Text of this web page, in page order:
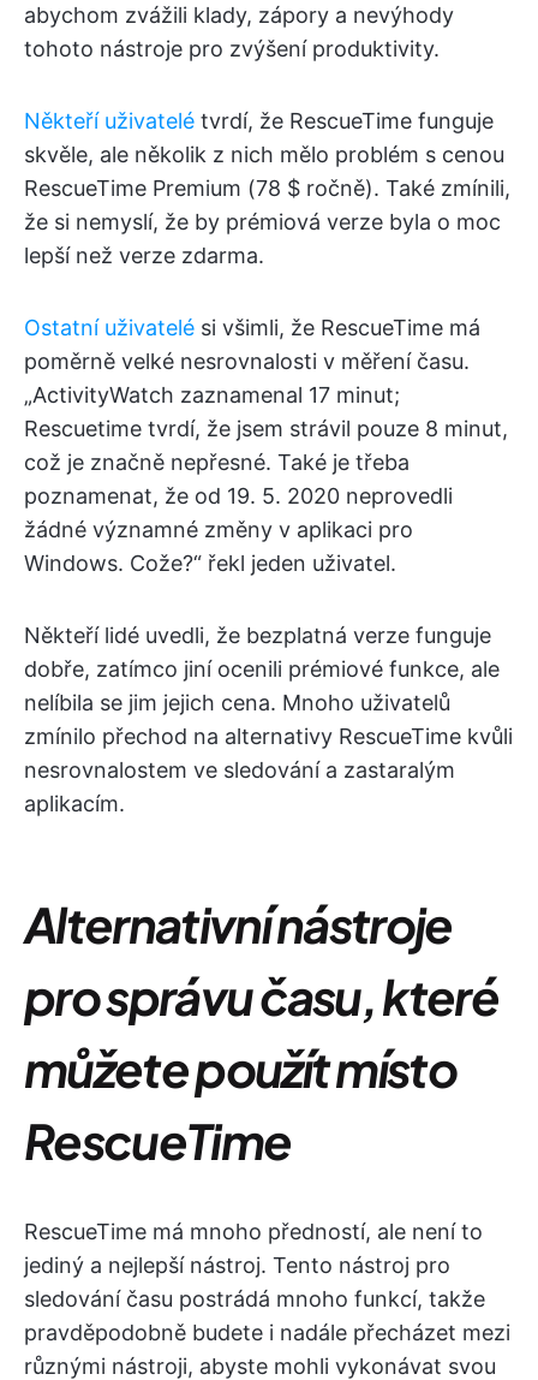
abychom zvážili klady, zápory a nevýhody
tohoto nástroje pro zvýšení produktivity.
Někteří uživatelé tvrdí, že RescueTime funguje
skvěle, ale několik z nich mělo problém s cenou
RescueTime Premium (78 $ ročně). Také zmínili,
že si nemyslí, že by prémiová verze byla o moc
lepší než verze zdarma.
Ostatní uživatelé si všimli, že RescueTime má
poměrně velké nesrovnalosti v měření času.
„ActivityWatch zaznamenal 17 minut;
Rescuetime tvrdí, že jsem strávil pouze 8 minut,
což je značně nepřesné. Také je třeba
poznamenat, že od 19. 5. 2020 neprovedli
žádné významné změny v aplikaci pro
Windows. Cože?“ řekl jeden uživatel.
Někteří lidé uvedli, že bezplatná verze funguje
dobře, zatímco jiní ocenili prémiové funkce, ale
nelíbila se jim jejich cena. Mnoho uživatelů
zmínilo přechod na alternativy RescueTime kvůli
nesrovnalostem ve sledování a zastaralým
aplikacím.
Alternativní nástroje
pro správu času, které
můžete použít místo
RescueTime
RescueTime má mnoho předností, ale není to
jediný a nejlepší nástroj. Tento nástroj pro
sledování času postrádá mnoho funkcí, takže
pravděpodobně budete i nadále přecházet mezi
různými nástroji, abyste mohli vykonávat svou